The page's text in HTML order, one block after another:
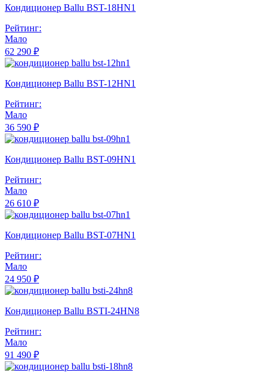
Кондиционер Ballu BST-18HN1
Рейтинг:
Мало
62 290 ₽
Кондиционер Ballu BST-12HN1
Рейтинг:
Мало
36 590 ₽
Кондиционер Ballu BST-09HN1
Рейтинг:
Мало
26 610 ₽
Кондиционер Ballu BST-07HN1
Рейтинг:
Мало
24 950 ₽
Кондиционер Ballu BSTI-24HN8
Рейтинг:
Мало
91 490 ₽